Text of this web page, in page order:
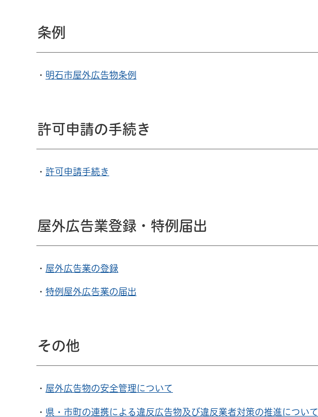
条例
・ 明石市屋外広告物条例
許可申請の手続き
・ 許可申請手続き
屋外広告業登録・特例届出
・ 屋外広告業の登録
・ 特例屋外広告業の届出
その他
・ 屋外広告物の安全管理について
・ 県・市町の連携による違反広告物及び違反業者対策の推進について